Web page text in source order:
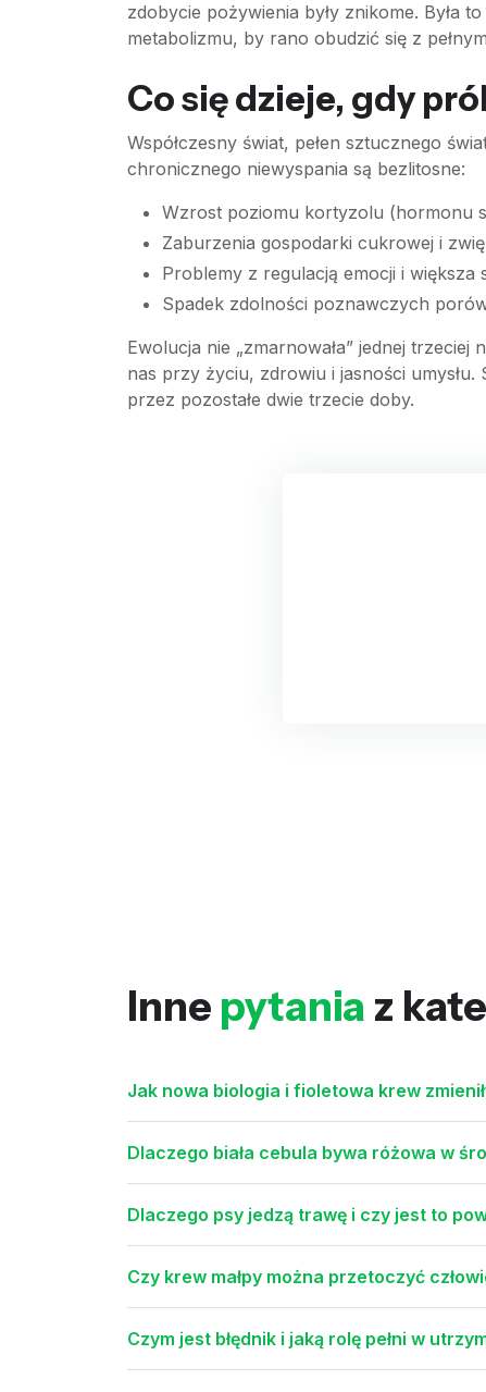
zdobycie pożywienia były znikome. Była
metabolizmu, by rano obudzić się z
Co się dzieje, gdy
Współczesny świat, pełen sztucznego
chronicznego niewyspania są bezlitosne:
Wzrost poziomu kortyzolu (hormonu
Zaburzenia gospodarki cukrowej i
Problemy z regulacją emocji i większa
Spadek zdolności poznawczych
Ewolucja nie „zmarnowała” jednej
nas przy życiu, zdrowiu i jasności
przez pozostałe dwie trzecie doby.
Inne pytania z
Jak nowa biologia i fioletowa krew
Dlaczego biała cebula bywa różowa w
Dlaczego psy jedzą trawę i czy jest to
Czy krew małpy można przetoczyć
Czym jest błędnik i jaką rolę pełni w